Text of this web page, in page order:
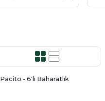
Pacito - 6'lı Baharatlık